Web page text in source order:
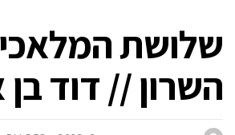
שלושת
השרון // דוד